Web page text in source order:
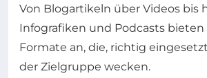
Von Blogartikeln über Videos bis
Infografiken und Podcasts bieten
Formate an, die, richtig
der Zielgruppe wecken.